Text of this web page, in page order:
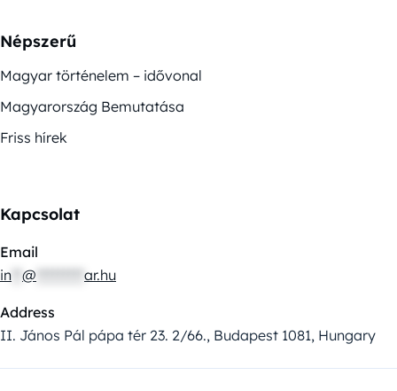
Népszerű
Magyar történelem – idővonal
Magyarország Bemutatása
Friss hírek
Kapcsolat
Email
in @ ar.hu
Address
II. János Pál pápa tér 23. 2/66., Budapest 1081, Hungary